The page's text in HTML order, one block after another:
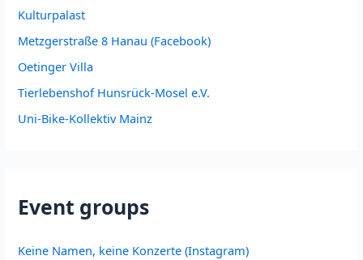
Kulturpalast
Metzgerstraße 8 Hanau (Facebook)
Oetinger Villa
Tierlebenshof Hunsrück-Mosel e.V.
Uni-Bike-Kollektiv Mainz
Event groups
Keine Namen, keine Konzerte (Instagram)